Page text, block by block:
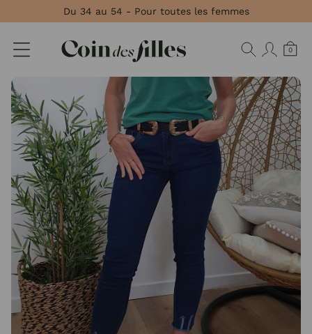
Du 34 au 54 - Pour toutes les femmes
0
Panneau de gestion des cookies